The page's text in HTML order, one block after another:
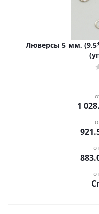
Люверсы 5 мм,
1